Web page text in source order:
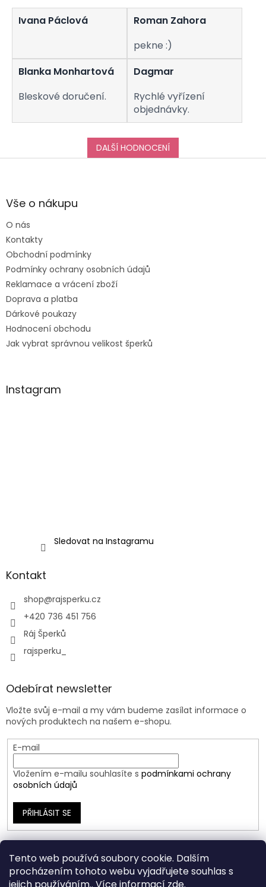
Tento web používá soubory cookie. Dalším
procházením tohoto webu vyjadřujete souhlas s
Ivana Páclová
Roman Zahora
pekne :)
Blanka Monhartová
Bleskové doručení.
Dagmar
Rychlé vyřízení
objednávky.
DALŠÍ HODNOCENÍ
Z
aVše o nákupu
O nás
Kontakty
Obchodní podmínky
Podmínky ochrany osobních údajů
Reklamace a vrácení zboží
Doprava a platba
Dárkové poukazy
Hodnocení obchodu
Jak vybrat správnou velikost šperků
Instagram
Sledovat na Instagramu
Kontakt
shop@rajsperku.cz
+420 736 451 756
Ráj Šperků
rajsperku_
Odebírat newsletter
Vložte svůj e-mail a my vám budeme zasílat informace o
nových produktech na našem e-shopu.
E-mail
Vložením e-mailu souhlasíte s podmínkami ochrany
osobních údajů
PŘIHLÁSIT SE